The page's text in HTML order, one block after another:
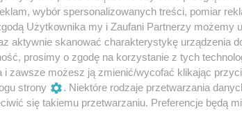
ścisłego kierownictwa. Według danych z portalu
Porsche zarabia średnio 91 800 euro rocznie,
wybór spersonalizowanych treści, pomiar
Użytkownika my i Zaufani Partnerzy możemy
aktywnie skanować charakterystykę urządzenia
prosimy o zgodę na korzystanie z tych
i zawsze możesz ją zmienić/wycofać klikając
strony
. Niektóre rodzaje przetwarzania
się takiemu przetwarzaniu. Preferencje będą